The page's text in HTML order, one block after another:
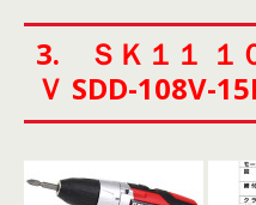
3. ＳＫ１１ １
Ｖ SDD-108V-